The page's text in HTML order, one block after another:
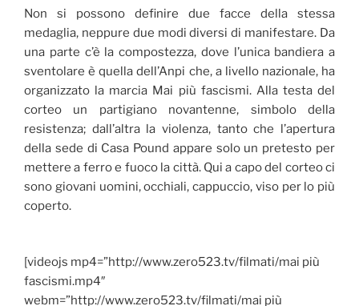
Non si possono definire due facce della stessa
medaglia, neppure due modi diversi di manifestare. Da
una parte c’è la compostezza, dove l’unica bandiera a
sventolare è quella dell’Anpi che, a livello nazionale, ha
organizzato la marcia Mai più fascismi. Alla testa del
corteo un partigiano novantenne, simbolo della
resistenza; dall’altra la violenza, tanto che l’apertura
della sede di Casa Pound appare solo un pretesto per
mettere a ferro e fuoco la città. Qui a capo del corteo ci
sono giovani uomini, occhiali, cappuccio, viso per lo più
coperto.
[videojs mp4=”http://www.zero523.tv/filmati/mai più
fascismi.mp4″
webm=”http://www.zero523.tv/filmati/mai più